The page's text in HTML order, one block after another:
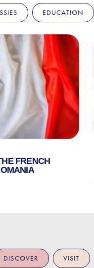
EDUCATION
FRENCH
DISCOVER VISIT